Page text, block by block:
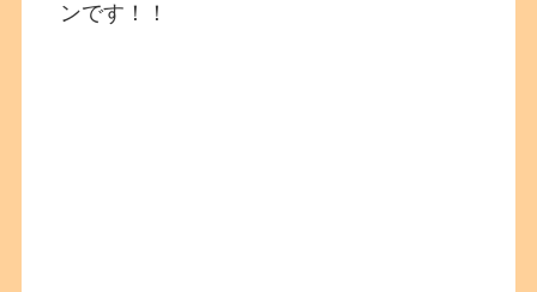
ンです！！